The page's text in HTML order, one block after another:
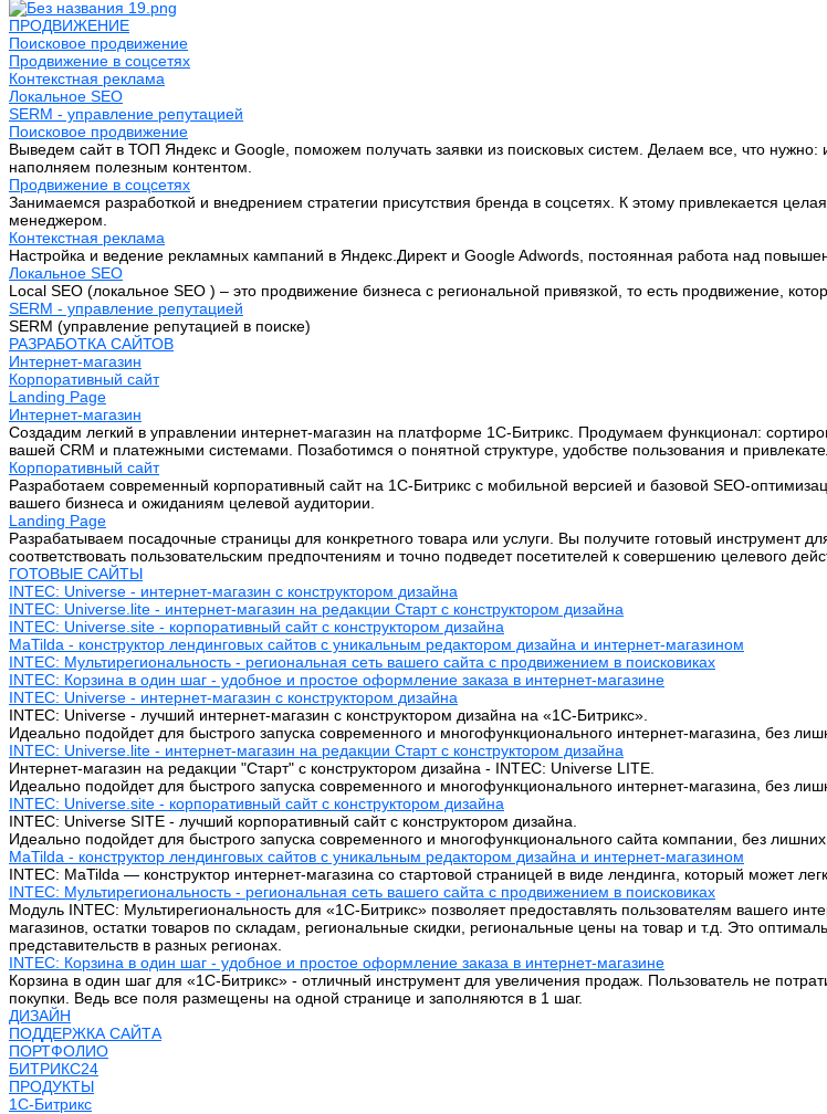
ПРОДВИЖЕНИЕ
Поисковое продвижение
Продвижение в соцсетях
Контекстная реклама
Локальное SEO
SERM - управление репутацией
Поисковое продвижение
Выведем сайт в ТОП Яндекс и Google, поможем получать заявки из поисковых систем. Делаем все, что
наполняем полезным контентом.
Продвижение в соцсетях
Занимаемся разработкой и внедрением стратегии присутствия бренда в соцсетях. К этому привлекается
менеджером.
Контекстная реклама
Настройка и ведение рекламных кампаний в Яндекс.Директ и Google Adwords, постоянная работа над
Локальное SEO
Local SEO (локальное SEO ) – это продвижение бизнеса с региональной привязкой, то есть продвижение,
SERM - управление репутацией
SERM (управление репутацией в поиске)
РАЗРАБОТКА САЙТОВ
Интернет-магазин
Корпоративный сайт
Landing Page
Интернет-магазин
Создадим легкий в управлении интернет-магазин на платформе 1С-Битрикс. Продумаем функционал:
вашей CRM и платежными системами. Позаботимся о понятной структуре, удобстве пользования и
Корпоративный сайт
Разработаем современный корпоративный сайт на 1С-Битрикс с мобильной версией и базовой SEO-
вашего бизнеса и ожиданиям целевой аудитории.
Landing Page
Разрабатываем посадочные страницы для конкретного товара или услуги. Вы получите готовый инструмент
соответствовать пользовательским предпочтениям и точно подведет посетителей к совершению целевого
ГОТОВЫЕ САЙТЫ
INTEC: Universe - интернет-магазин с конструктором дизайна
INTEC: Universe.lite - интернет-магазин на редакции Старт с конструктором дизайна
INTEC: Universe.site - корпоративный сайт с конструктором дизайна
MaTilda - конструктор лендинговых сайтов с уникальным редактором дизайна и интернет-магазином
INTEC: Мультирегиональность - региональная сеть вашего сайта с продвижением в поисковиках
INTEC: Корзина в один шаг - удобное и простое оформление заказа в интернет-магазине
INTEC: Universe - интернет-магазин с конструктором дизайна
INTEC: Universe - лучший интернет-магазин с конструктором дизайна на «1C-Битрикс».
Идеально подойдет для быстрого запуска современного и многофункционального интернет-магазина, без
INTEC: Universe.lite - интернет-магазин на редакции Старт с конструктором дизайна
Интернет-магазин на редакции "Старт" с конструктором дизайна - INTEC: Universe LITE.
Идеально подойдет для быстрого запуска современного и многофункционального интернет-магазина, без
INTEC: Universe.site - корпоративный сайт с конструктором дизайна
INTEC: Universe SITE - лучший корпоративный сайт с конструктором дизайна.
Идеально подойдет для быстрого запуска современного и многофункционального сайта компании, без
MaTilda - конструктор лендинговых сайтов с уникальным редактором дизайна и интернет-магазином
INTEC: MaTilda — конструктор интернет-магазина со стартовой страницей в виде лендинга, который может
INTEC: Мультирегиональность - региональная сеть вашего сайта с продвижением в поисковиках
Модуль INTEC: Мультирегиональность для «1С-Битрикс» позволяет предоставлять пользователям вашего
магазинов, остатки товаров по складам, региональные скидки, региональные цены на товар и т.д. Это
представительств в разных регионах.
INTEC: Корзина в один шаг - удобное и простое оформление заказа в интернет-магазине
Корзина в один шаг для «1С-Битрикс» - отличный инструмент для увеличения продаж. Пользователь не
покупки. Ведь все поля размещены на одной странице и заполняются в 1 шаг.
ДИЗАЙН
ПОДДЕРЖКА САЙТА
ПОРТФОЛИО
БИТРИКС24
ПРОДУКТЫ
1С-Битрикс